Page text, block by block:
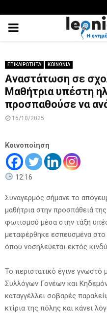
PRIMARY
ΕΠΙΚΑΙΡΟΤΗΤΑ ΚΟΙΝΩΝΙΑ
Aναστάτωση σε
Μαθήτρια υπέστη
προσπαθούσε να
16/10/2025
Κοινοποίηση
12:16
Συναγερμός σήμανε το
μαθήτρια στην προσπάθειά
φωτισμού μέσα στην τάξη
μεταφέρθηκε εσπευσμένα
όπου νοσηλεύεται εκτός
Το περιστατικό έγινε
Συλλόγων Γονέων και
καταγγέλλει σοβαρές
κτίρια της πόλης και κάνει